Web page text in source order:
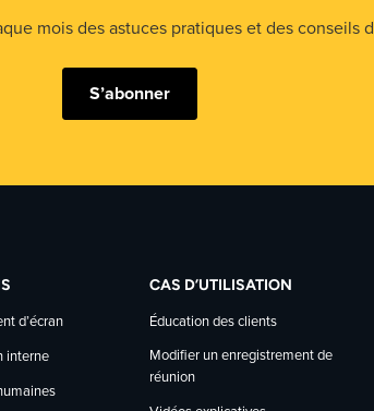
mois des astuces pratiques et des conseils
S’abonner
d’écran
interne
CAS D’UTILISATION
Éducation des clients
Modifier un enregistrement de
réunion